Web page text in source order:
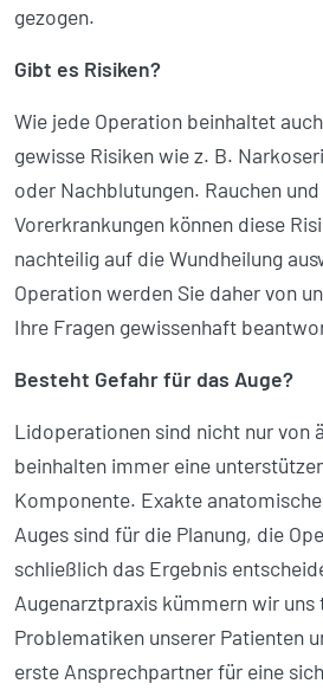
gezogen.
Gibt es Risiken?
Wie jede Operation beinhaltet
gewisse Risiken wie z. B.
oder Nach­blutungen. Rauchen
Vorerkrankungen können diese
nachteilig auf die Wund­heilung
Operation werden Sie daher von
Ihre Fragen gewissenhaft
Besteht Gefahr für das Auge?
Lidoperationen sind nicht nur von
beinhalten immer eine
Komponente. Exakte
Auges sind für die Planung, die
schließlich das Ergebnis
Augenarztpraxis kümmern wir uns
Problematiken unserer Patienten
erste Ansprechpartner für eine